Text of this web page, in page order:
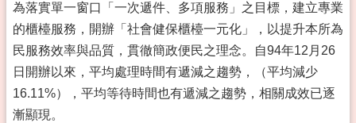
為落實單一窗口「一次遞件、多項服務」之目標，建立專業
的櫃檯服務，開辦「社會健保櫃檯一元化」，以提升本所為
民服務效率與品質，貫徹簡政便民之理念。自94年12月26
日開辦以來，平均處理時間有遞減之趨勢，（平均減少
16.11%），平均等待時間也有遞減之趨勢，相關成效已逐
漸顯現。